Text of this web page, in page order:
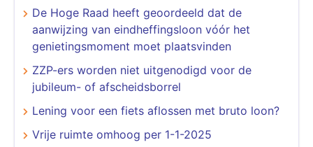
De Hoge Raad heeft geoordeeld dat de
aanwijzing van eindheffingsloon vóór het
genietingsmoment moet plaatsvinden
​​​​​​​ZZP-ers worden niet uitgenodigd voor de
jubileum- of afscheidsborrel
Lening voor een fiets aflossen met bruto loon?
Vrije ruimte omhoog per 1-1-2025